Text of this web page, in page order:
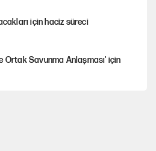
için haciz süreci
Ortak Savunma Anlaşması' için